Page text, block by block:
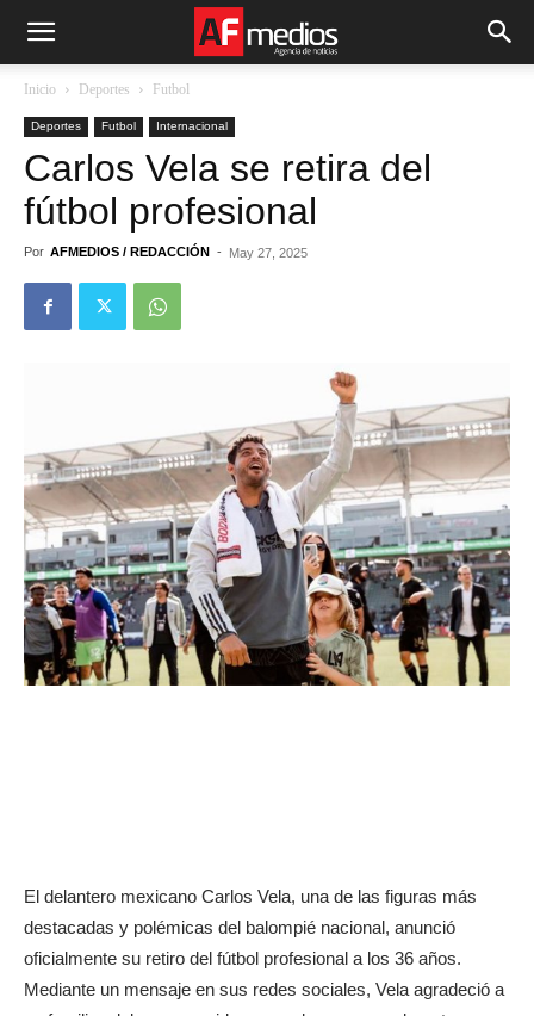
Inicio Deportes Futbol
Deportes Futbol Internacional
Carlos Vela se retira del
fútbol profesional
Por AFMEDIOS / REDACCIÓN - May 27, 2025
El delantero mexicano Carlos Vela, una de las figuras más
destacadas y polémicas del balompié nacional, anunció
oficialmente su retiro del fútbol profesional a los 36 años.
Mediante un mensaje en sus redes sociales, Vela agradeció a